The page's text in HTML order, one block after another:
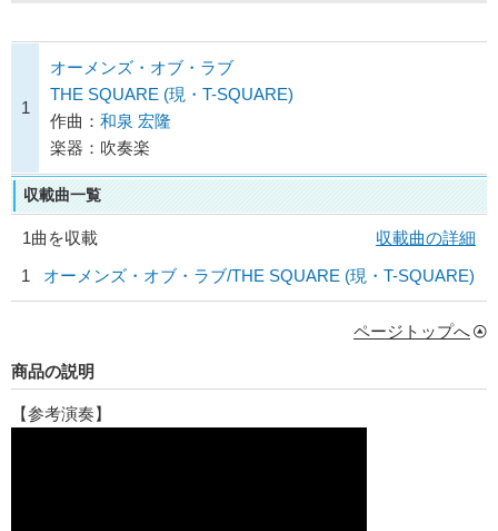
1
オーメンズ・オブ・ラブ
THE SQUARE (現・T-SQUARE)
作曲： 和泉 宏隆
楽器：吹奏楽
収載曲一覧
1曲を収載
収載曲の詳細
1
オーメンズ・オブ・ラブ/THE SQUARE (現・T-SQUARE)
ページトップへ
商品の説明
【参考演奏】